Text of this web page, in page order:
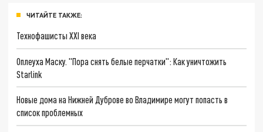
ЧИТАЙТЕ ТАКЖЕ:
Технофашисты XXI века
Оплеуха Маску. "Пора снять белые перчатки": Как уничтожить
Starlink
Новые дома на Нижней Дуброве во Владимире могут попасть в
список проблемных